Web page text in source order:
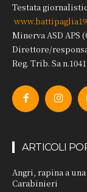
Testata
Minerva ASD APS
Direttore/
Reg. Trib. Sa
ARTICOLI
Angri, rapina a
Carabinieri